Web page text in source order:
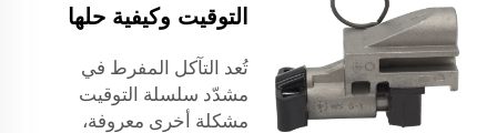
التوقيت وكيفية حلها
تُعد التآكل المفرط في
مشدّد سلسلة التوقيت
مشكلة أخرى معروفة،